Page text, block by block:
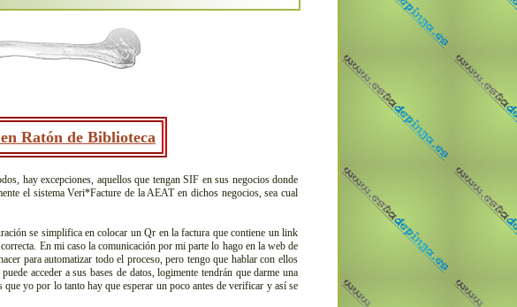
Ratón de Biblioteca
hay excepciones, aquellos que tengan SIF en sus negocios donde
el sistema Veri*Facture de la AEAT en dichos negocios, sea cual
se simplifica en colocar un Qr en la factura que contiene un link
En mi caso la comunicación por mi parte lo hago en la web de
para automatizar todo el proceso, pero tengo que hablar con ellos
acceder a sus bases de datos, logimente tendrán que darme una
yo por lo tanto hay que esperar un poco antes de verificar y así se